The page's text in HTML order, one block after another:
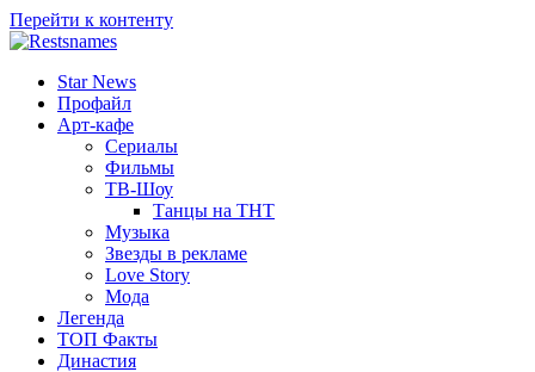
Перейти к контенту
Star News
Профайл
Арт-кафе
Сериалы
Фильмы
ТВ-Шоу
Танцы на ТНТ
Музыка
Звезды в рекламе
Love Story
Мода
Легенда
ТОП Факты
Династия